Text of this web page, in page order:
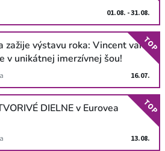
01.08. - 31.08.
zažije výstavu roka: Vincent van
v unikátnej imerzívnej šou!
16.07.
TOP
DIELNE v Eurovea
13.08.
TOP